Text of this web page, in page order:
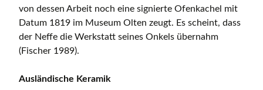
von dessen Arbeit noch eine signierte Ofenkachel mit
Datum 1819 im Museum Olten zeugt. Es scheint, dass
der Neffe die Werkstatt seines Onkels übernahm
(Fischer 1989).
Ausländische Keramik